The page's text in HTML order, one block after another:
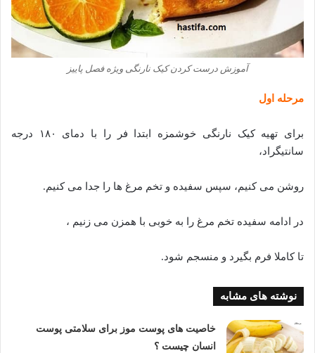
آموزش درست کردن کیک نارنگی ویژه فصل پاییز
مرحله اول
برای تهیه کیک نارنگی خوشمزه ابتدا فر را با دمای ۱۸۰ درجه
سانتیگراد،
روشن می کنیم، سپس سفیده و تخم مرغ ها را جدا می کنیم.
در ادامه سفیده تخم مرغ را به خوبی با همزن می زنیم ،
تا کاملا فرم بگیرد و منسجم شود.
نوشته های مشابه
خاصیت های پوست موز برای سلامتی پوست
انسان چیست ؟